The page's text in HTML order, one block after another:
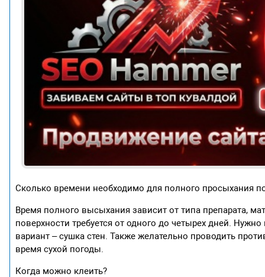
Сколько времени необходимо для полного просыхания
Время полного высыхания зависит от типа препарата,
поверхности требуется от одного до четырех дней.
вариант – сушка стен. Также желательно проводить
время сухой погоды.
Когда можно клеить?